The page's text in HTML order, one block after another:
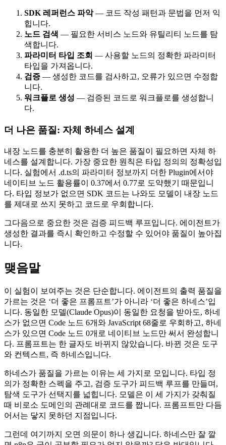
SDK 레퍼런스 파악— 코드 작성 패턴과 문법을 먼저 익
힙니다.
노드 검색 — 필요한 서비스 노드와 유틸리티 노드를 탐
색합니다.
파라미터 타입 조회 — 사용할 노드의 정확한 파라미터
타입을 가져옵니다.
검증 — 생성한 코드를 검사하고, 오류가 있으면 수정합
니다.
워크플로 생성 — 검증된 코드로 워크플로를 생성합니
다.
더 나은 품질: 자체 하네스 설계
내장 노드를 충분히 활용한 더 높은 품질이 필요하면 자체 하
네스를 설계합니다. 가장 중요한 원칙은 타입 정의의 정확성입
니다. 실험에서 .d.ts의 파라미터 정보까지 더한 Plugin에서야
네이티브 노드 활용률이 0.37에서 0.77로 도약했기 때문입니
다. 타입 정보가 없으면 SDK 코드는 나와도 모델이 내장 노드
를 제대로 쓰지 못하고 코드로 우회합니다.
그다음으로 중요한 것은 검증 피드백 루프입니다. 에이전트가
생성한 결과를 즉시 확인하고 수정할 수 있어야 품질이 높아집
니다.
맺음말
이 실험이 보여주는 것은 단순합니다. 에이전트의 출력 품질을
가르는 것은 ‘더 좋은 프롬프트’가 아니라 ‘더 좋은 하네스’입
니다. 동일한 모델(Claude Opus)이 동일한 요청을 받아도, 하네
스가 없으면 Code 노드 6개와 JavaScript 68줄로 우회하고, 하네
스가 있으면 Code 노드 0개로 네이티브 노드만 써서 완성합니
다. 프롬프트는 한 글자도 바뀌지 않았습니다. 바뀐 것은 도구
와 컨텍스트, 즉 하네스입니다.
하네스가 품질을 가르는 이유는 세 가지로 모입니다. 타입 정
의가 정확한 스펙을 주고, 검증 도구가 피드백 루프를 만들며,
탐색 도구가 선택지를 넓힙니다. 모델은 이 세 가지가 갖춰질
때 비로소 도메인의 관례대로 코드를 짭니다. 프롬프트만 다듬
어서는 닿지 못하던 지점입니다.
그런데 여기까지 오면 의문이 하나 생깁니다. 하네스만 잘 깔